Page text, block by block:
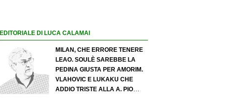
EDITORIALE DI LUCA CALAMAI
MILAN, CHE ERRORE TENERE
LEAO. SOULÈ SAREBBE LA
PEDINA GIUSTA PER AMORIM.
VLAHOVIC E LUKAKU CHE
ADDIO TRISTE ALLA A. PIO